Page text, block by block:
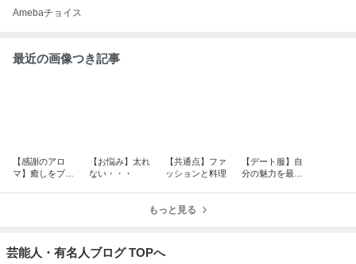
Amebaチョイス
最近の画像つき記事
【感謝のアロ
マ】癒しをプレ
【お悩み】太れ
ない・・・
【共通点】ファ
ッションと料理
【デート服】自
分の魅力を最大
もっと見る
芸能人・有名人ブログ TOPへ